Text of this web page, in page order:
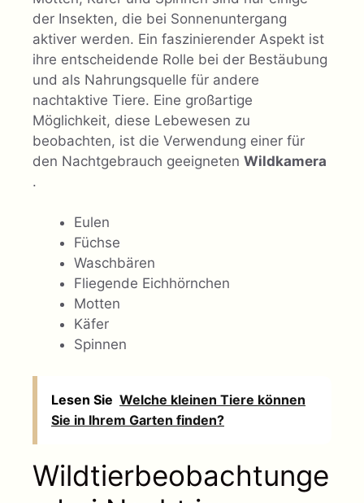
der Insekten, die bei Sonnenuntergang
aktiver werden. Ein faszinierender Aspekt ist
ihre entscheidende Rolle bei der Bestäubung
und als Nahrungsquelle für andere
nachtaktive Tiere. Eine großartige
Möglichkeit, diese Lebewesen zu
beobachten, ist die Verwendung einer für
den Nachtgebrauch geeigneten Wildkamera
.
Eulen
Füchse
Waschbären
Fliegende Eichhörnchen
Motten
Käfer
Spinnen
Lesen Sie Welche kleinen Tiere können
Sie in Ihrem Garten finden?
Wildtierbeobachtunge